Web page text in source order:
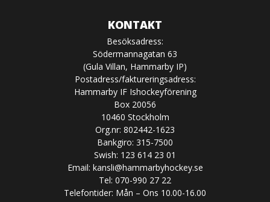
KONTAKT
Besöksadress:
Södermannagatan 63
(Gula Villan, Hammarby IP)
Postadress/faktureringsadress:
Hammarby IF Ishockeyförening
Box 20056
10460 Stockholm
Org.nr: 802442-1623
Bankgiro: 315-7500
Swish: 123 614 23 01
Email: kansli@hammarbyhockey.se
Tel: 070-990 27 22
Telefontider: Mån – Ons 10.00-16.00